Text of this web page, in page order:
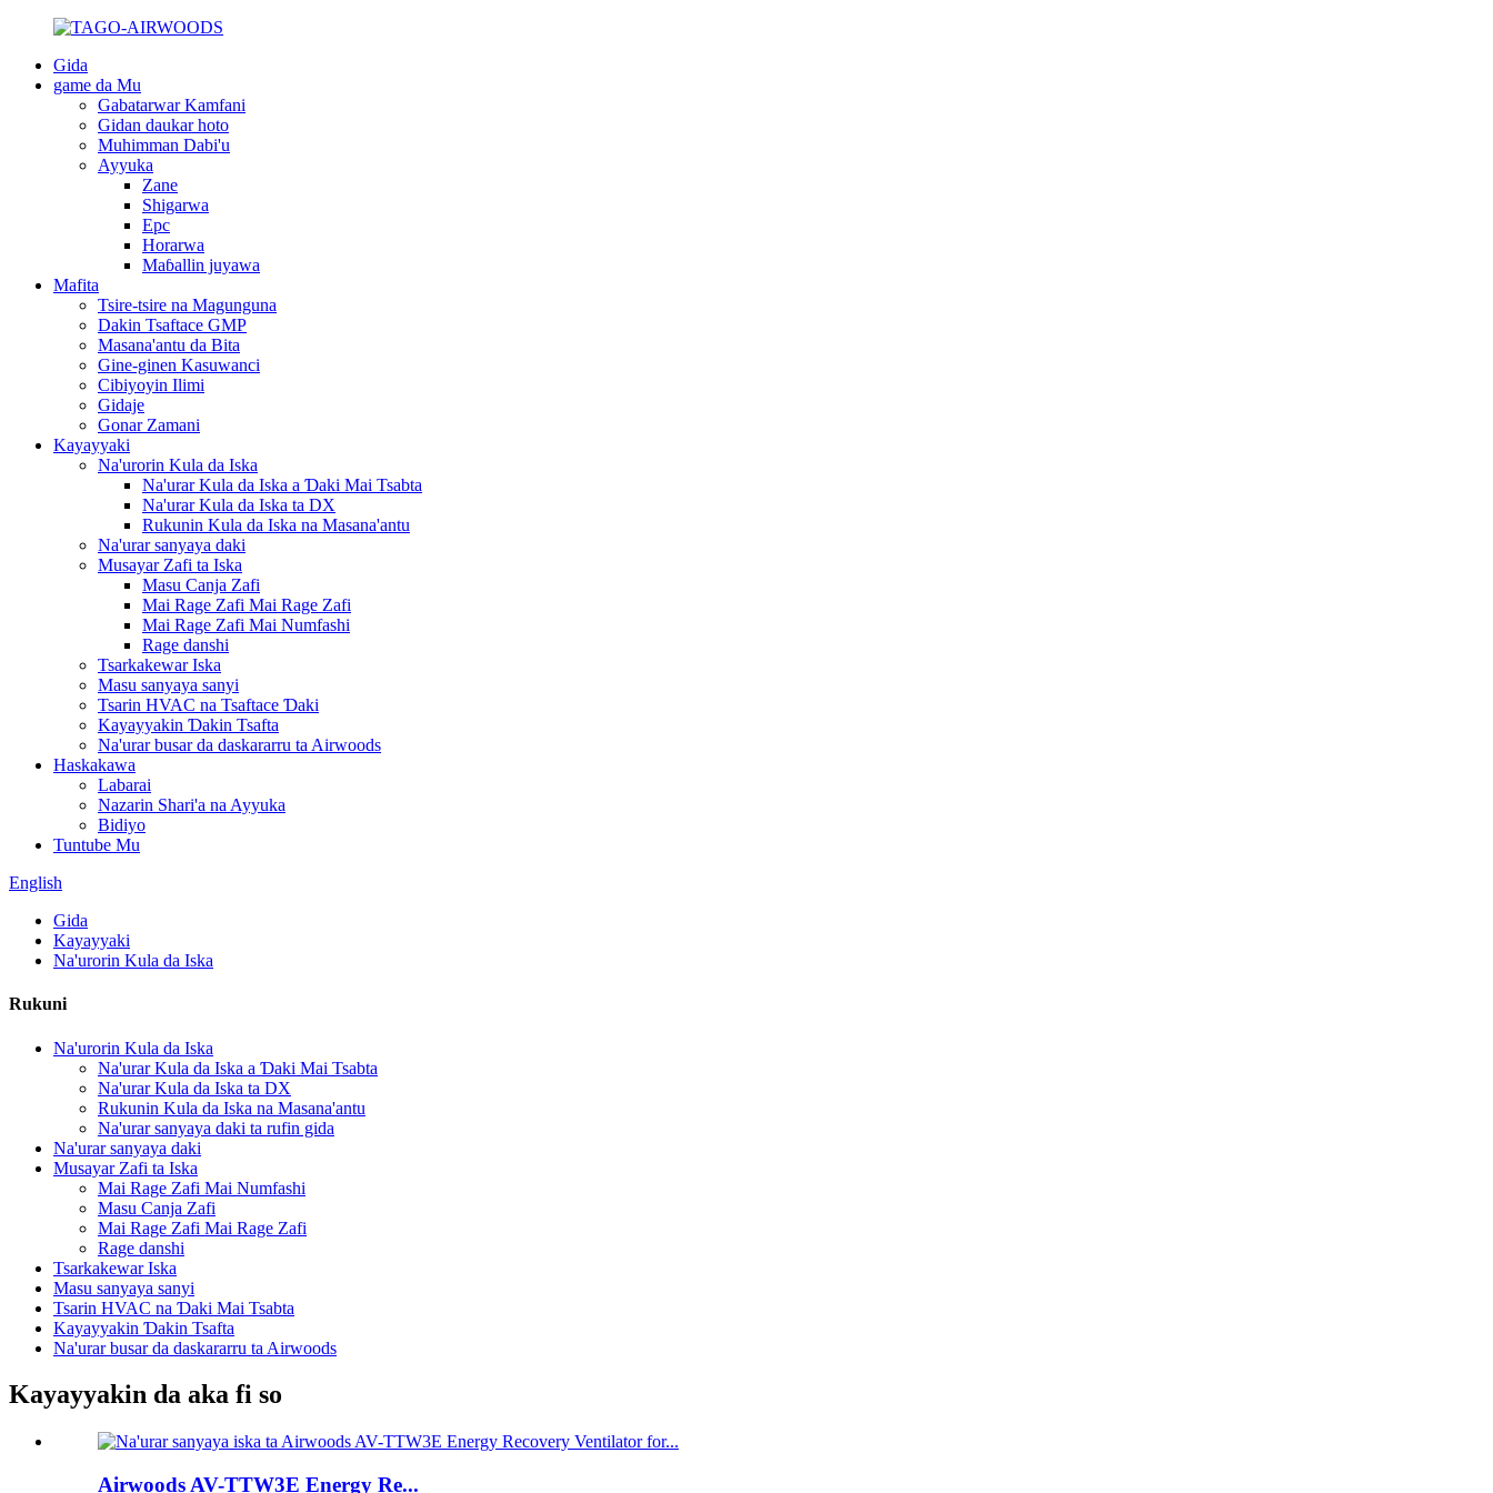
Gida
game da Mu
Gabatarwar Kamfani
Gidan daukar hoto
Muhimman Dabi'u
Ayyuka
Zane
Shigarwa
Epc
Horarwa
Maɓallin juyawa
Mafita
Tsire-tsire na Magunguna
Dakin Tsaftace GMP
Masana'antu da Bita
Gine-ginen Kasuwanci
Cibiyoyin Ilimi
Gidaje
Gonar Zamani
Kayayyaki
Na'urorin Kula da Iska
Na'urar Kula da Iska a Ɗaki Mai Tsabta
Na'urar Kula da Iska ta DX
Rukunin Kula da Iska na Masana'antu
Na'urar sanyaya daki
Musayar Zafi ta Iska
Masu Canja Zafi
Mai Rage Zafi Mai Rage Zafi
Mai Rage Zafi Mai Numfashi
Rage danshi
Tsarkakewar Iska
Masu sanyaya sanyi
Tsarin HVAC na Tsaftace Ɗaki
Kayayyakin Ɗakin Tsafta
Na'urar busar da daskararru ta Airwoods
Haskakawa
Labarai
Nazarin Shari'a na Ayyuka
Bidiyo
Tuntube Mu
English
Gida
Kayayyaki
Na'urorin Kula da Iska
Rukuni
Na'urorin Kula da Iska
Na'urar Kula da Iska a Ɗaki Mai Tsabta
Na'urar Kula da Iska ta DX
Rukunin Kula da Iska na Masana'antu
Na'urar sanyaya daki ta rufin gida
Na'urar sanyaya daki
Musayar Zafi ta Iska
Mai Rage Zafi Mai Numfashi
Masu Canja Zafi
Mai Rage Zafi Mai Rage Zafi
Rage danshi
Tsarkakewar Iska
Masu sanyaya sanyi
Tsarin HVAC na Ɗaki Mai Tsabta
Kayayyakin Ɗakin Tsafta
Na'urar busar da daskararru ta Airwoods
Kayayyakin da aka fi so
Airwoods AV-TTW3E Energy Re...